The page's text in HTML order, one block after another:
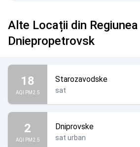
Alte Locații din Regiunea
Dniepropetrovsk
18
AQI PM2.5
Starozavodske
sat
2
AQI PM2.5
Dniprovske
sat urban